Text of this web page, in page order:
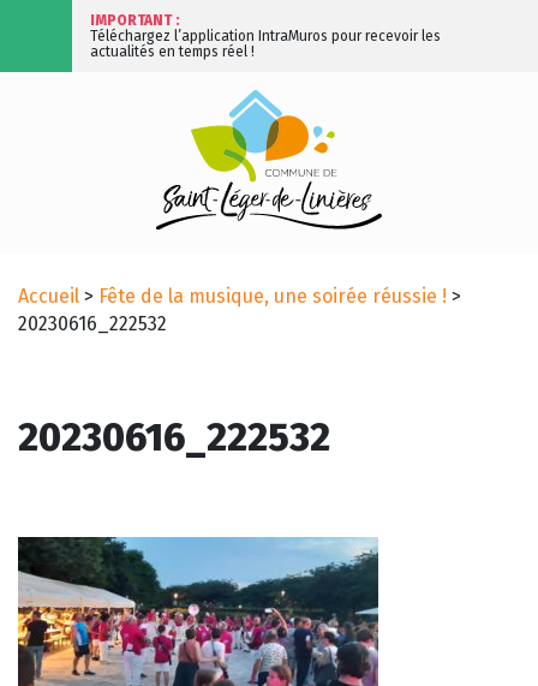
IMPORTANT :
Téléchargez l’application IntraMuros pour recevoir les
actualités en temps réel !
Accueil > Fête de la musique, une soirée réussie ! >
20230616_222532
20230616_222532